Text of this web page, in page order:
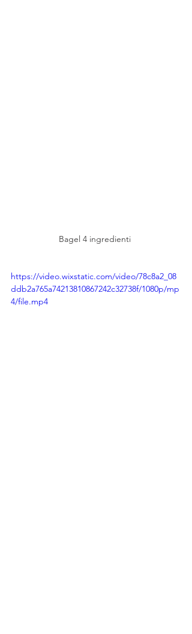
Bagel 4 ingredienti
https://video.wixstatic.com/video/78c8a2_08
ddb2a765a74213810867242c32738f/1080p/mp
4/file.mp4